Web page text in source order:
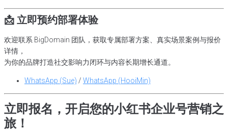
📩 立即预约部署体验
欢迎联系 BigDomain 团队，获取专属部署方案、真实场景案例与报价
详情，
为你的品牌打造社交影响力闭环与内容长期增长通道。
WhatsApp (Sue) / WhatsApp (HooiMin)
立即报名，开启您的小红书企业号营销之
旅！